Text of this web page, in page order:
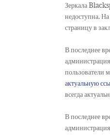
Зеркала
недоступна.
страницу в
В последнее
пользователи
актуальную
всегда
В последнее